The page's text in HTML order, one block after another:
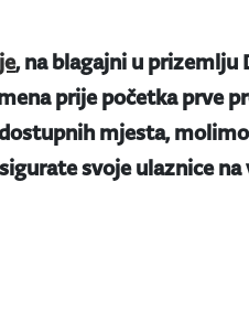
, na blagajni u prizemlju
prije početka prve
mjesta,
svoje ulaznice